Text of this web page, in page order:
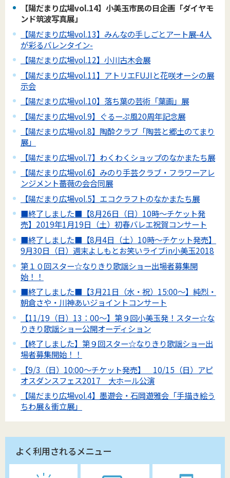
【陽だまり広場vol.14】小美玉市民の日企画「ダイヤモ
ンド筑波写真展」
【陽だまり広場vol.13】みんなの手しごとアート展-4人
が彩るバレンタイン-
【陽だまり広場vol.12】小川古木会展
【陽だまり広場vol.11】アトリエFUJIと花咲オーシの展
示会
【陽だまり広場vol.10】落ち葉の芸術「葉画」展
【陽だまり広場vol.9】ぐるーぷ風20周年記念展
【陽だまり広場vol.8】陶酔クラブ「陶芸と郷土のてまり
展」
【陽だまり広場vol.7】わくわくショップのなかまたち展
【陽だまり広場vol.6】みのり手芸クラブ・フラワーアレ
ンジメント薔薇の会合同展
【陽だまり広場vol.5】エコクラフトのなかまたち展
■終了しました■【8月26日（日）10時～チケット発
売】2019年1月19日（土）初春バレエ祝賀コンサート
■終了しました■【8月4日（土）10時～チケット発売】
9月30日（日）週末よしもとお笑いライブin小美玉2018
第１０回スター☆なりきり歌謡ショー出場者募集開
始！！
■終了しました■【3月21日（水・祝）15:00～】純烈・
朝倉さや・川神あいジョイントコンサート
【11/19（日）13：00～】第９回小美玉発！スター☆な
りきり歌謡ショー公開オーディション
【終了しました】第９回スター☆なりきり歌謡ショー出
場者募集開始！！
【9/3（日）10:00～チケット発売】 10/15（日）アピ
オスダンスフェス2017 大ホール公演
【陽だまり広場vol.4】墨遊会・石岡遊雅会「手描き絵う
ちわ展＆衝立展」
よく利用されるメニュー